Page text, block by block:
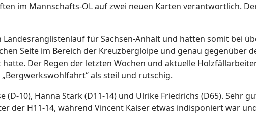
im Mannschafts-OL auf zwei neuen Karten verantwortlich.
für Sachsen-Anhalt und hatten somit bei
Seite im Bereich der Kreuzbergloipe und genau gegenüber
Der Regen der letzten Wochen und aktuelle
als steil und rutschig.
(D-10), Hanna Stark (D11-14) und Ulrike Friedrichs (D65). Sehr
der H11-14, während Vincent Kaiser etwas indisponiert war